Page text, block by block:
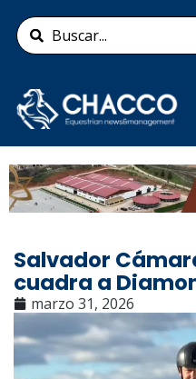
contenido
Search
...
Añade aquí tu texto de
cabecera
Salvador
cuadra a
marzo 31, 2026